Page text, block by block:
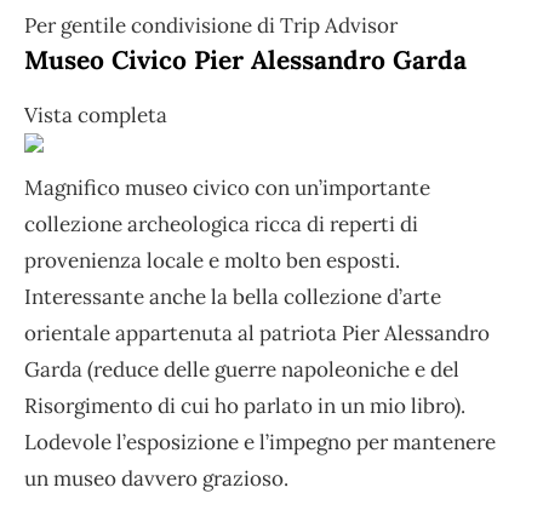
Per gentile condivisione di Trip Advisor
Museo Civico Pier Alessandro Garda
Vista completa
Magnifico museo civico con un’importante
collezione archeologica ricca di reperti di
provenienza locale e molto ben esposti.
Interessante anche la bella collezione d’arte
orientale appartenuta al patriota Pier Alessandro
Garda (reduce delle guerre napoleoniche e del
Risorgimento di cui ho parlato in un mio libro).
Lodevole l’esposizione e l’impegno per mantenere
un museo davvero grazioso.